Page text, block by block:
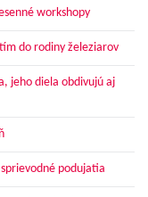
workshopy
do rodiny železiarov
jeho diela obdivujú aj
podujatia